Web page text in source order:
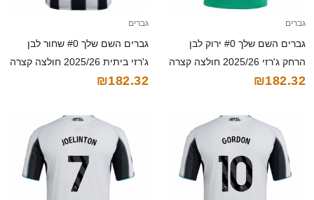
גברים
גברים השם שלך #0 ירוק לבן
הרחק ג'רזי 2025/26 חולצה קצרה
₪182.32
גברים
גברים השם שלך #0 שחור לבן
ג'רזי ביתית 2025/26 חולצה קצרה
₪182.32